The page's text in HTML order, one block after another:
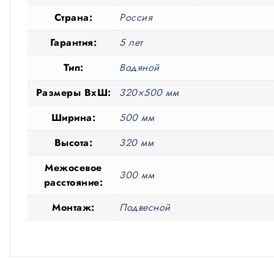
Страна:
Россия
Гарантия:
5 лет
Тип:
Водяной
Размеры ВxШ:
320×500 мм
Ширина:
500 мм
Высота:
320 мм
Межосевое
расстояние:
300 мм
Монтаж: Подвесной